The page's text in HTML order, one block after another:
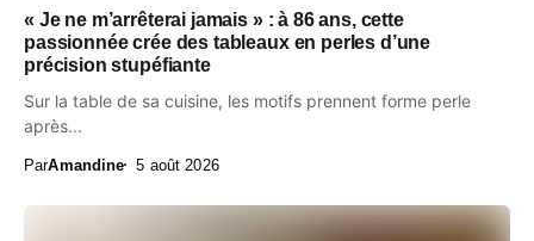
« Je ne m’arrêterai jamais » : à 86 ans, cette
passionnée crée des tableaux en perles d’une
précision stupéfiante
Sur la table de sa cuisine, les motifs prennent forme perle
après...
ParAmandine 5 août 2026